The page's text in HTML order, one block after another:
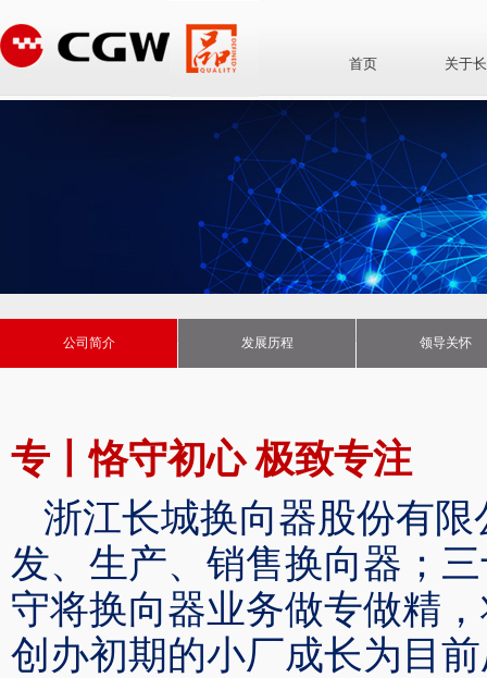
关于
首页
公司简介 发展历程 领导关怀
专丨恪守初心 极
浙江长城换向器股份有限
发、生产、销售换向器；
守将换向器业务做专做精
创办初期的小厂成长为目